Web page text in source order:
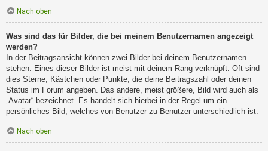
Nach oben
Was sind das für Bilder, die bei meinem Benutzernamen angezeigt
werden?
In der Beitragsansicht können zwei Bilder bei deinem Benutzernamen
stehen. Eines dieser Bilder ist meist mit deinem Rang verknüpft: Oft sind
dies Sterne, Kästchen oder Punkte, die deine Beitragszahl oder deinen
Status im Forum angeben. Das andere, meist größere, Bild wird auch als
„Avatar“ bezeichnet. Es handelt sich hierbei in der Regel um ein
persönliches Bild, welches von Benutzer zu Benutzer unterschiedlich ist.
Nach oben